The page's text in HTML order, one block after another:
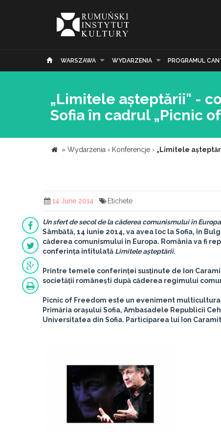
WARSZAWA WYDARZENIA PROGRAMUL
„Limitele așteptării" -
Sofia în cadrul „Picnic
» Wydarzenia › Konferencje › „Limitele
14 June 2014 Etichete
Un sfert de secol de la căderea comunismului în Europa
Sâmbătă, 14 iunie 2014, va avea loc la Sofia, în
căderea comunismului în Europa. România va fi
conferința intitulată Limitele așteptării.
Printre temele conferinței susținute de Ion
societății românești după căderea regimului
Picnic of Freedom este un eveniment
Primăria orașului Sofia, Ambasadele Republicii
Universitatea din Sofia. Participarea lui Ion